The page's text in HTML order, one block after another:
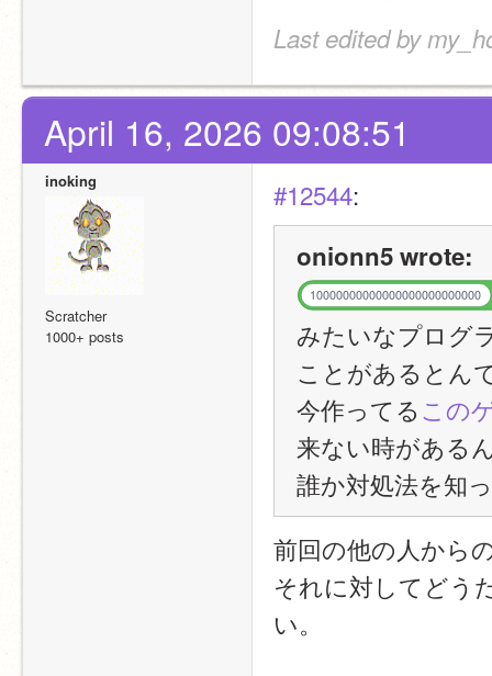
Last edited by
April 16, 2026 09:08:51
inoking
Scratcher
1000+ posts
#12544:
onionn5 wrote:
10000000000000000000000000
みたいなプログ
ことがあるとん
今作ってるこの
来ない時がある
誰か対処法を知
前回の他の人から
それに対してどう
い。